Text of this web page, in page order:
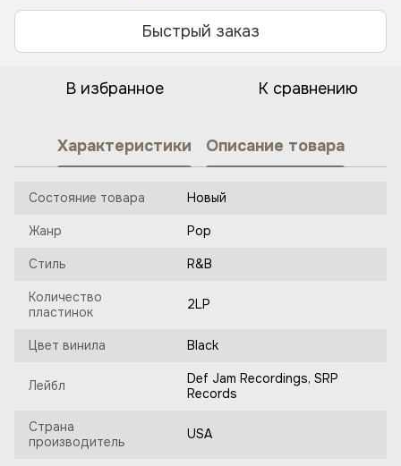
Быстрый заказ
В избранное К сравнению
Характеристики Описание товара
Состояние товара Новый
Жанр Pop
Стиль R&B
Количество
пластинок
2LP
Цвет винила Black
Лейбл
Def Jam Recordings, SRP
Records
Страна
производитель
USA